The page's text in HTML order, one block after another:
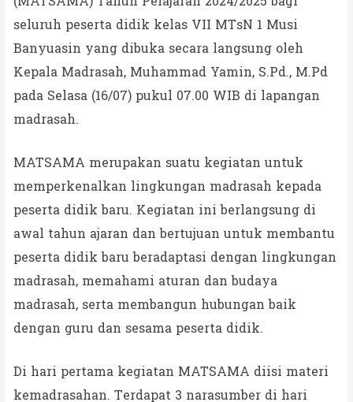
seluruh peserta didik kelas VII MTsN 1 Musi
Banyuasin yang dibuka secara langsung oleh
Kepala Madrasah, Muhammad Yamin, S.Pd., M.Pd
pada Selasa (16/07) pukul 07.00 WIB di lapangan
madrasah.
MATSAMA merupakan suatu kegiatan untuk
memperkenalkan lingkungan madrasah kepada
peserta didik baru. Kegiatan ini berlangsung di
awal tahun ajaran dan bertujuan untuk membantu
peserta didik baru beradaptasi dengan lingkungan
madrasah, memahami aturan dan budaya
madrasah, serta membangun hubungan baik
dengan guru dan sesama peserta didik.
Di hari pertama kegiatan MATSAMA diisi materi
kemadrasahan. Terdapat 3 narasumber di hari